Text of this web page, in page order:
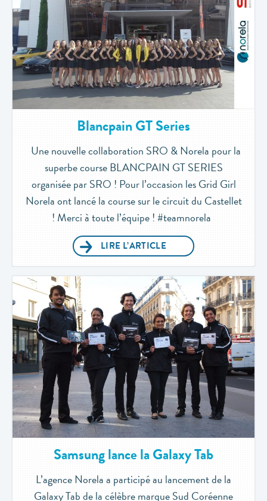
Blancpain GT Series
Une nouvelle collaboration SRO & Norela pour la
superbe course BLANCPAIN GT SERIES
organisée par SRO ! Pour l’occasion les Grid Girl
Norela ont lancé la course sur le circuit du Castellet
! Merci à toute l’équipe ! #teamnorela
LIRE L’ARTICLE
Samsung lance la Galaxy Tab
L’agence Norela a participé au lancement de la
Galaxy Tab de la célèbre marque Sud Coréenne